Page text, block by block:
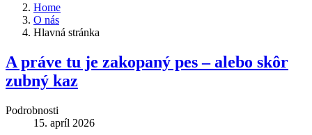
Home
O nás
Hlavná stránka
A práve tu je zakopaný pes – alebo skôr
zubný kaz
Podrobnosti
15. apríl 2026